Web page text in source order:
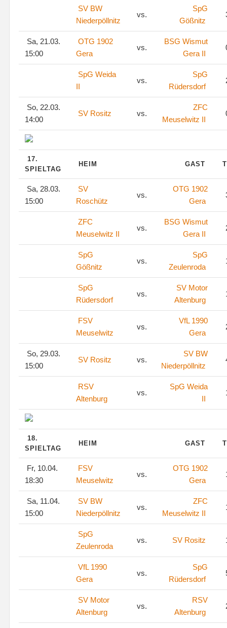
SV BW
Niederpöllnitz
vs.
SpG
Gößnitz
Sa, 21.03.
15:00
OTG 1902
Gera
vs.
BSG Wismut
Gera II
SpG Weida
II
vs.
SpG
Rüdersdorf
So, 22.03.
14:00
SV Rositz vs.
ZFC
Meuselwitz II
17.
SPIELTAG
HEIM GAST
Sa, 28.03.
15:00
SV
Roschütz
vs.
OTG 1902
Gera
ZFC
Meuselwitz II
vs.
BSG Wismut
Gera II
SpG
Gößnitz
vs.
SpG
Zeulenroda
SpG
Rüdersdorf
vs.
SV Motor
Altenburg
FSV
Meuselwitz
vs.
VfL 1990
Gera
So, 29.03.
15:00
SV Rositz vs.
SV BW
Niederpöllnitz
RSV
Altenburg
vs.
SpG Weida
II
18.
SPIELTAG
HEIM GAST
Fr, 10.04.
18:30
FSV
Meuselwitz
vs.
OTG 1902
Gera
Sa, 11.04.
15:00
SV BW
Niederpöllnitz
vs.
ZFC
Meuselwitz II
SpG
Zeulenroda
vs. SV Rositz
VfL 1990
Gera
vs.
SpG
Rüdersdorf
SV Motor
Altenburg
vs.
RSV
Altenburg